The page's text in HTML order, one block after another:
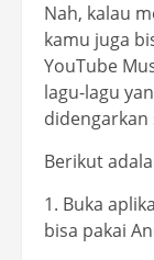
Nah, kalau
kamu juga
YouTube
lagu-lagu
didengarkan
Berikut
1. Buka
bisa pakai